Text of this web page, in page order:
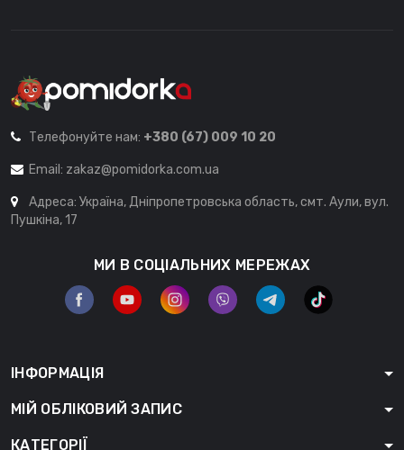
Телефонуйте нам: +380 (67) 009 10 20
Email: zakaz@pomidorka.com.ua
Адреса: Україна, Дніпропетровська область, смт. Аули, вул.
Пушкіна, 17
МИ В СОЦІАЛЬНИХ МЕРЕЖАХ
ІНФОРМАЦІЯ
МІЙ ОБЛІКОВИЙ ЗАПИС
КАТЕГОРІЇ